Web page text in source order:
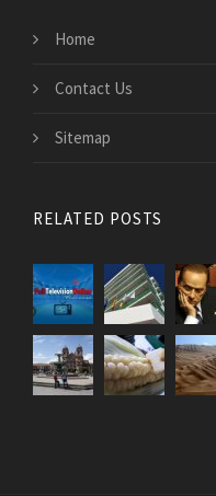
Home
Contact Us
Sitemap
RELATED POSTS